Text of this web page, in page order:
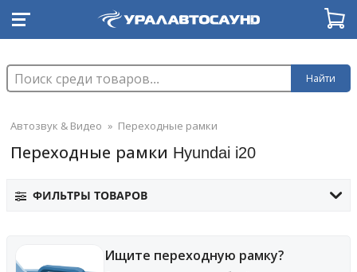
Найти
Автозвук & Видео » Переходные рамки
Переходные рамки Hyundai i20
ФИЛЬТРЫ ТОВАРОВ
Ищите переходную рамку?